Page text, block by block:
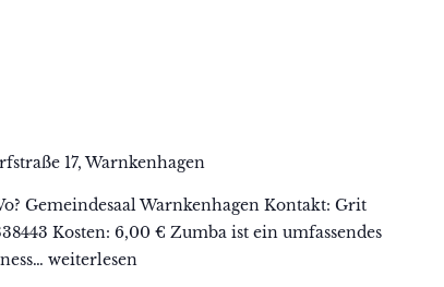
17, Warnkenhagen
Gemeindesaal Warnkenhagen Kontakt: Grit
Kosten: 6,00 € Zumba ist ein umfassendes
Zumba
weiterlesen